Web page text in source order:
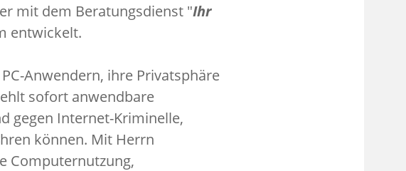
mit dem Beratungsdienst "Ihr
entwickelt.
Anwendern, ihre Privatsphäre
sofort anwendbare
gegen Internet-Kriminelle,
können. Mit Herrn
Computernutzung,